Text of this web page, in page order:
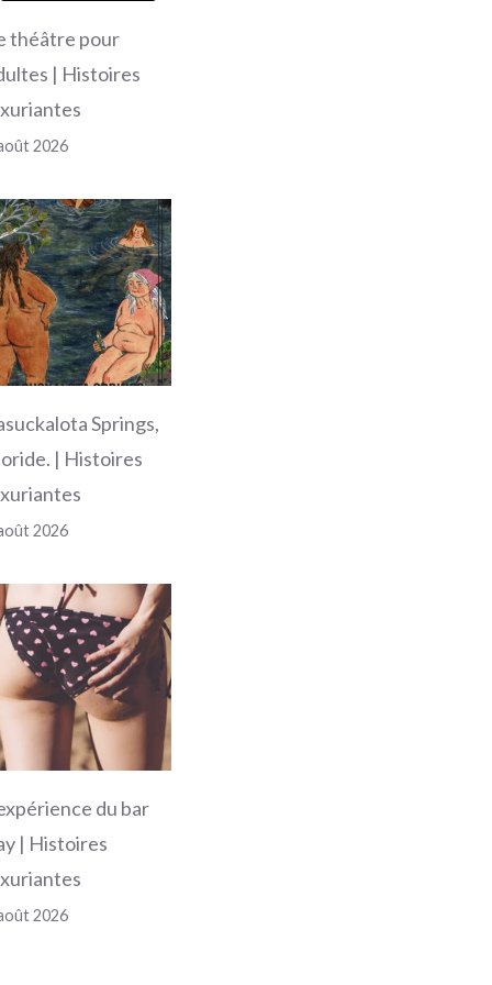
théâtre pour
| Histoires
2026
Springs,
| Histoires
2026
du bar
| Histoires
2026